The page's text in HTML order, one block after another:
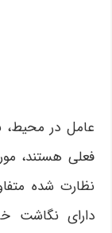
عامل در محیط،
فعلی هستند،
نظارت شده
دارای نگاشت